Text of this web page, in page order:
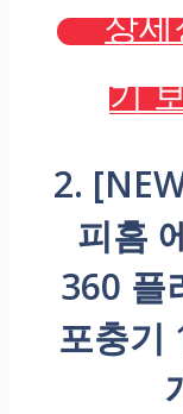
상
기
2.
피홈
360 플
포충기